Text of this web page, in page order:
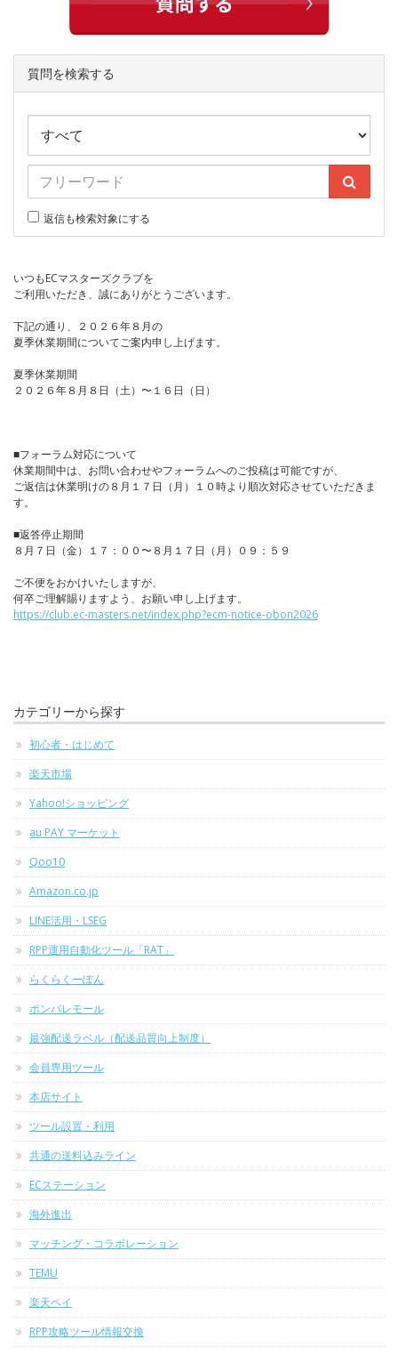
質問を検索する
返信も検索対象にする
いつもECマスターズクラブを
ご利用いただき、誠にありがとうございます。
下記の通り、２０２６年８月の
夏季休業期間についてご案内申し上げます。
夏季休業期間
２０２６年８月８日（土）〜１６日（日）
■フォーラム対応について
休業期間中は、お問い合わせやフォーラムへのご投稿は可能ですが、
ご返信は休業明けの８月１７日（月）１０時より順次対応させていただきま
す。
■返答停止期間
８月７日（金）１７：００〜８月１７日（月）０９：５９
ご不便をおかけいたしますが、
何卒ご理解賜りますよう、お願い申し上げます。
https://club.ec-masters.net/index.php?ecm-notice-obon2026
カテゴリーから探す
初心者・はじめて
楽天市場
Yahoo!ショッピング
au PAY マーケット
Qoo10
Amazon.co.jp
LINE活用・LSEG
RPP運用自動化ツール「RAT」
らくらくーぽん
ポンパレモール
最強配送ラベル（配送品質向上制度）
会員専用ツール
本店サイト
ツール設置・利用
共通の送料込みライン
ECステーション
海外進出
マッチング・コラボレーション
TEMU
楽天ペイ
RPP攻略ツール情報交換